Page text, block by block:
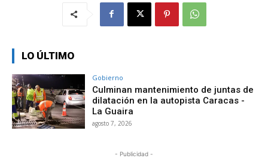
LO ÚLTIMO
Gobierno
Culminan mantenimiento de juntas de
dilatación en la autopista Caracas -
La Guaira
agosto 7, 2026
- Publicidad -